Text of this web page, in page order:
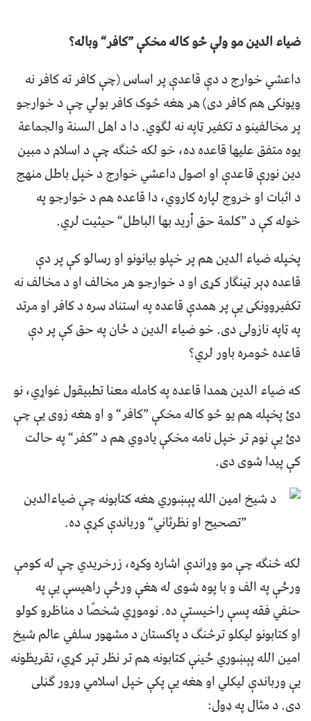
ضياء الدین مو ولې څو کاله مخکې ”کافر“ وباله؟
داعشي خوارج د دې قاعدې پر اساس (چې کافر ته کافر نه
ویونکی هم کافر دی) هر هغه څوک کافر بولي چې د خوارجو
پر مخالفینو د تکفیر ټاپه نه لګوي. دا د اهل السنة والجماعة
یوه متفق علیها قاعده ده، خو لکه څنګه چې د اسلام د مبین
دین نورې قاعدې او اصول داعشي خوارج د خپل باطل منهج
د اثبات او خروج لپاره کاروي، دا قاعده هم د خوارجو په
خوله کې د ”کلمة حق أرید بها الباطل“ حیثیت لري.
پخپله ضياء الدین هم پر خپلو بیانونو او رسالو کې پر دې
قاعده ډېر ټینګار کړی او د خوارجو هر مخالف او د مخالف نه
تکفیروونکی یې پر همدې قاعده په استناد سره د کافر او مرتد
په ټاپه نازولی دی. خو ضياء الدین د ځان په حق کې پر دې
قاعده څومره باور لري؟
که ضياء الدین همدا قاعده په کامله معنا تطبیقول غواړي، نو
دئ پخپله هم یو څو کاله مخکې ”کافر“ و او هغه زوی یې چې
دئ یې نوم تر خپل نامه مخکې یادوي هم د ”کفر“ په حالت
کې پیدا شوی دی.
لکه څنګه چې مو وړاندې اشاره وکړه، زرخریدي چې له کومې
ورځې په الف و با پوه شوی له هغې ورځې راهیسې یې په
حنفي فقه پسې راخیستې ده. نوموړي شخصًا د مناظرو کولو
او کتابونو لیکلو ترڅنګ د پاکستان د مشهور سلفي عالم شیخ
امین الله پېښوري ځینې کتابونه هم تر نظر تېر کړي، تقریظونه
یې ورباندې لیکلي او هغه یې پکې خپل اسلامي ورور ګڼلی
دی. د مثال په ډول: